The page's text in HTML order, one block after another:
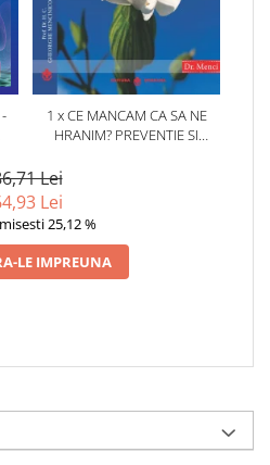
1 x CE MANCAM CA SA NE
HRANIM? PREVENTIE SI
CARDIOVASCULARE SI IN
Lei
Lei
25,12 %
LE IMPREUNA